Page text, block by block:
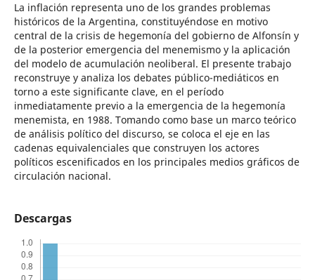
La inflación representa uno de los grandes problemas
históricos de la Argentina, constituyéndose en motivo
central de la crisis de hegemonía del gobierno de Alfonsín y
de la posterior emergencia del menemismo y la aplicación
del modelo de acumulación neoliberal. El presente trabajo
reconstruye y analiza los debates público-mediáticos en
torno a este significante clave, en el período
inmediatamente previo a la emergencia de la hegemonía
menemista, en 1988. Tomando como base un marco teórico
de análisis político del discurso, se coloca el eje en las
cadenas equivalenciales que construyen los actores
políticos escenificados en los principales medios gráficos de
circulación nacional.
Descargas